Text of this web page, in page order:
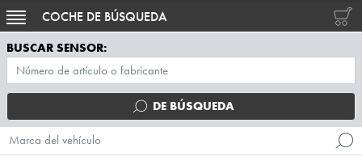
ACTIVAR NAVEGACIÓN
COCHE DE BÚSQUEDA
BUSCAR SENSOR:
DE BÚSQUEDA
Marca del vehículo